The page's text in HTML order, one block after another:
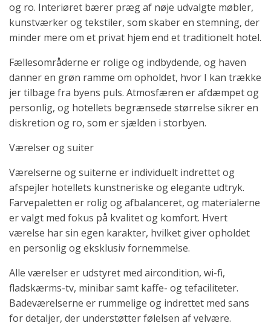
og ro. Interiøret bærer præg af nøje udvalgte møbler,
kunstværker og tekstiler, som skaber en stemning, der
minder mere om et privat hjem end et traditionelt hotel.
Fællesområderne er rolige og indbydende, og haven
danner en grøn ramme om opholdet, hvor I kan trække
jer tilbage fra byens puls. Atmosfæren er afdæmpet og
personlig, og hotellets begrænsede størrelse sikrer en
diskretion og ro, som er sjælden i storbyen.
Værelser og suiter
Værelserne og suiterne er individuelt indrettet og
afspejler hotellets kunstneriske og elegante udtryk.
Farvepaletten er rolig og afbalanceret, og materialerne
er valgt med fokus på kvalitet og komfort. Hvert
værelse har sin egen karakter, hvilket giver opholdet
en personlig og eksklusiv fornemmelse.
Alle værelser er udstyret med aircondition, wi-fi,
fladskærms-tv, minibar samt kaffe- og tefaciliteter.
Badeværelserne er rummelige og indrettet med sans
for detaljer, der understøtter følelsen af velvære.